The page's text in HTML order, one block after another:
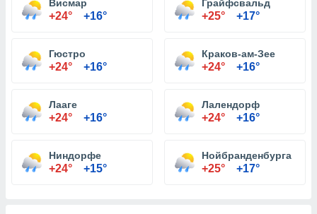
Висмар
+24° +16°
Грайфсвальд
+25° +17°
Гюстро
+24° +16°
Краков-ам-Зее
+24° +16°
Лааге
+24° +16°
Лалендорф
+24° +16°
Ниндорфе
+24° +15°
Нойбранденбурга
+25° +17°